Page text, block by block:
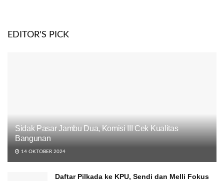
EDITOR'S PICK
Sidak Pasar Jambu Dua, Komisi III Cek Kualitas
Bangunan
14 OKTOBER 2024
Daftar Pilkada ke KPU, Sendi dan Melli Fokus